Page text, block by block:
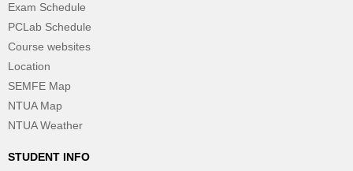
Exam Schedule
PCLab Schedule
Course websites
Location
SEMFE Map
NTUA Map
NTUA Weather
STUDENT INFO